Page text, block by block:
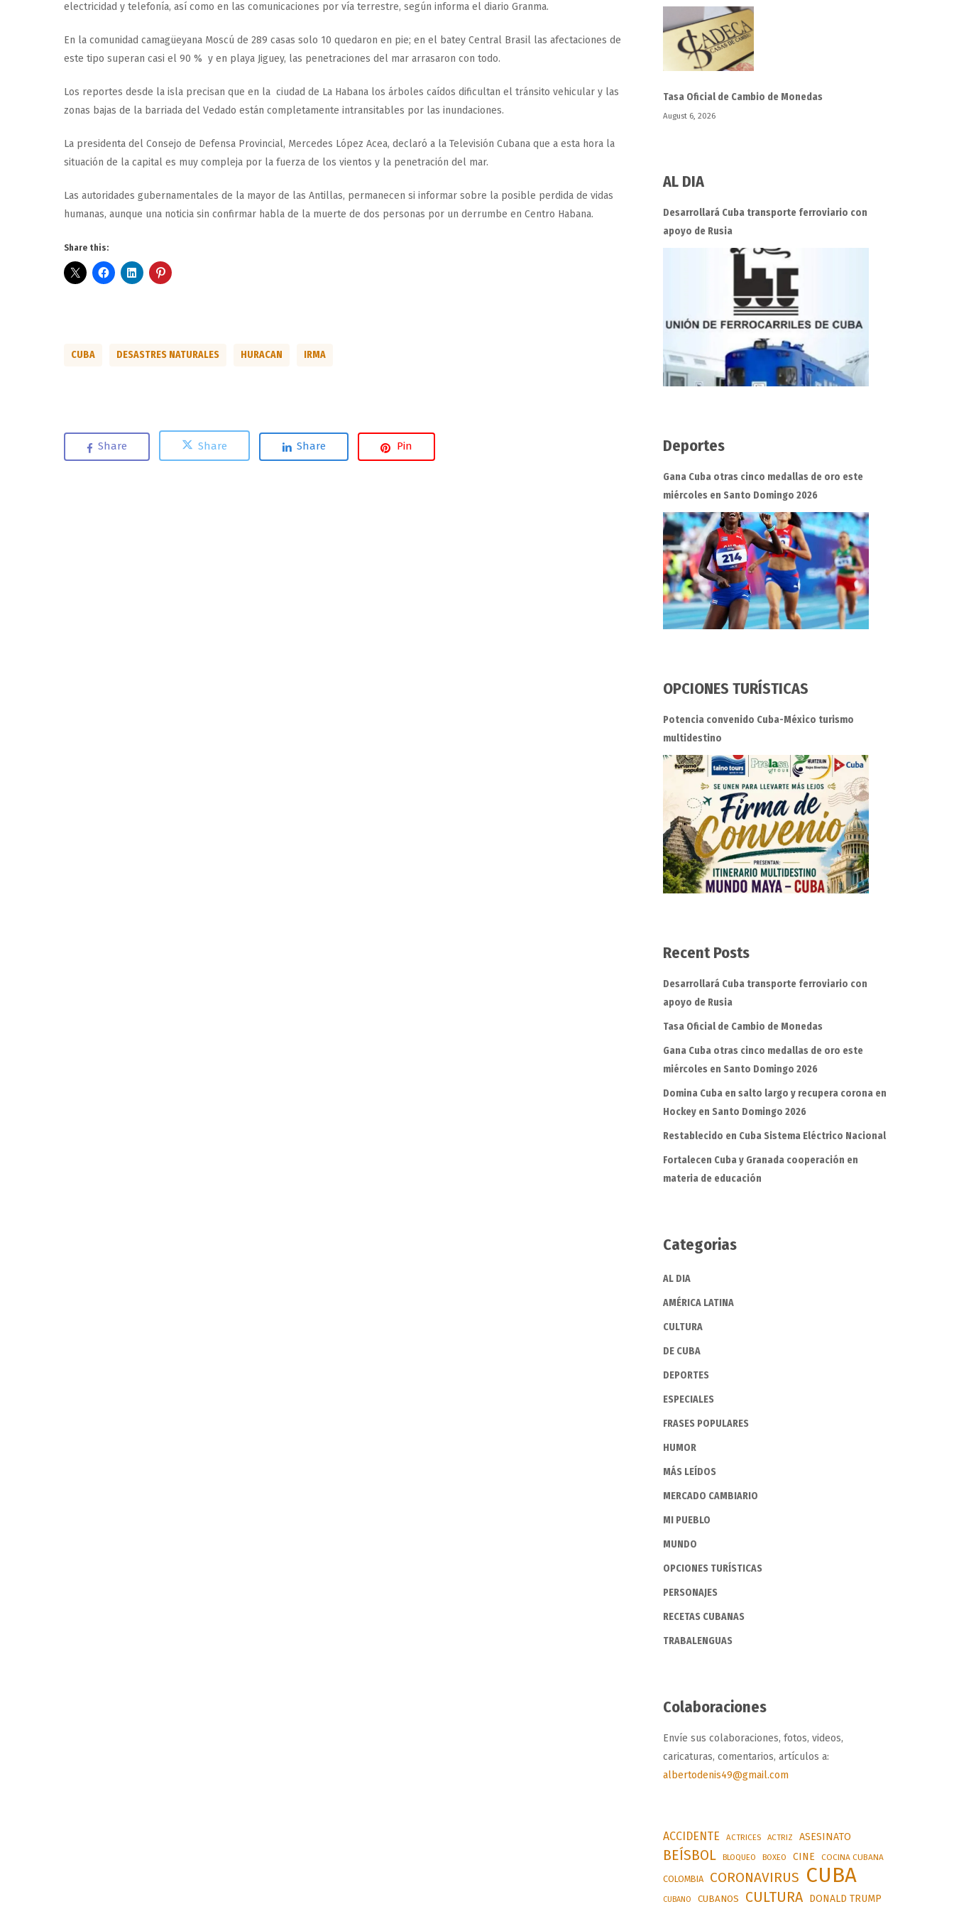
electricidad y telefonía, así como en las comunicaciones por vía terrestre, según informa el diario Granma.
En la comunidad camagüeyana Moscú de 289 casas solo 10 quedaron en pie; en el batey Central Brasil las afectaciones de
este tipo superan casi el 90 % y en playa Jiguey, las penetraciones del mar arrasaron con todo.
Los reportes desde la isla precisan que en la ciudad de La Habana los árboles caídos dificultan el tránsito vehicular y las
zonas bajas de la barriada del Vedado están completamente intransitables por las inundaciones.
La presidenta del Consejo de Defensa Provincial, Mercedes López Acea, declaró a la Televisión Cubana que a esta hora la
situación de la capital es muy compleja por la fuerza de los vientos y la penetración del mar.
Las autoridades gubernamentales de la mayor de las Antillas, permanecen si informar sobre la posible perdida de vidas
humanas, aunque una noticia sin confirmar habla de la muerte de dos personas por un derrumbe en Centro Habana.
Share this:
CUBA DESASTRES NATURALES HURACAN IRMA
Share Share Share Pin
Tasa Oficial de Cambio de Monedas
August 6, 2026
AL DIA
Desarrollará Cuba transporte ferroviario con
apoyo de Rusia
Deportes
Gana Cuba otras cinco medallas de oro este
miércoles en Santo Domingo 2026
OPCIONES TURÍSTICAS
Potencia convenido Cuba-México turismo
multidestino
Recent Posts
Desarrollará Cuba transporte ferroviario con
apoyo de Rusia
Tasa Oficial de Cambio de Monedas
Gana Cuba otras cinco medallas de oro este
miércoles en Santo Domingo 2026
Domina Cuba en salto largo y recupera corona en
Hockey en Santo Domingo 2026
Restablecido en Cuba Sistema Eléctrico Nacional
Fortalecen Cuba y Granada cooperación en
materia de educación
Categorias
AL DIA
AMÉRICA LATINA
CULTURA
DE CUBA
DEPORTES
ESPECIALES
FRASES POPULARES
HUMOR
MÁS LEÍDOS
MERCADO CAMBIARIO
MI PUEBLO
MUNDO
OPCIONES TURÍSTICAS
PERSONAJES
RECETAS CUBANAS
TRABALENGUAS
Colaboraciones
Envíe sus colaboraciones, fotos, videos,
caricaturas, comentarios, artículos a:
albertodenis49@gmail.com
ACCIDENTE ACTRICES ACTRIZ ASESINATO
BEÍSBOL BLOQUEO BOXEO CINE COCINA CUBANA
COLOMBIA CORONAVIRUS CUBA
CUBANO CUBANOS CULTURA DONALD TRUMP